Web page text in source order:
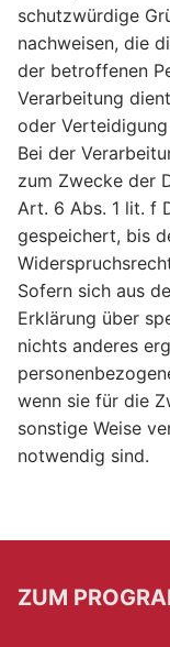
schutzwürdige
nachweisen, die
der betroffenen
Verarbeitung
oder
Bei der
zum Zwecke der
Art. 6 Abs. 1 lit. f
gespeichert, bis
Sofern sich aus
Erklärung über
nichts anderes
wenn sie für die
sonstige Weise
notwendig sind.
ZUM